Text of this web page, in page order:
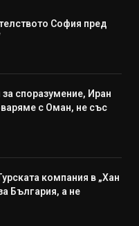
София пред
споразумение, Иран
с Оман, не със
компания в „Хан
България, а не